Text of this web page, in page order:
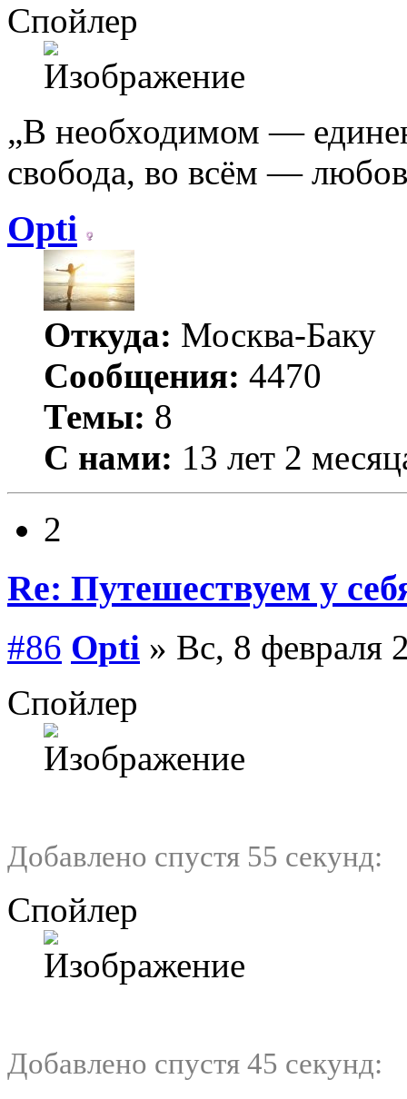
Спойлер
„В необходимом —
свобода, во всём —
Opti
Откуда: Москва-Баку
Сообщения: 4470
Темы: 8
С нами: 13 лет 2
2
Re: Путешествуем у
#86 Opti » Вс, 8 февраля
Спойлер
Добавлено спустя 55 секунд:
Спойлер
Добавлено спустя 45 секунд: